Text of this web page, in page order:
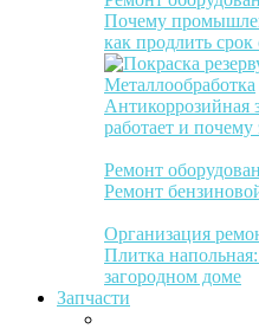
Почему
как продлить
Металлообработка
Антикоррозийная
работает и
Ремонт
Ремонт
Организация
Плитка
загородном доме
Запчасти